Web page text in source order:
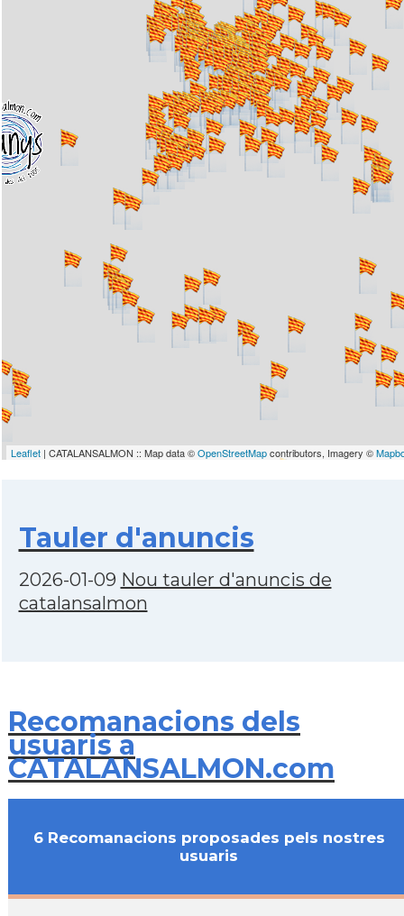
Leaflet | CATALANSALMON :: Map data ©OpenStreetMapcontributors, Imagery ©
Tauler d'anuncis
2026-01-09 Nou tauler d'anuncis de
catalansalmon
Recomanacions dels
usuaris a
CATALANSALMON.com
6 Recomanacions proposades pels nostres
usuaris